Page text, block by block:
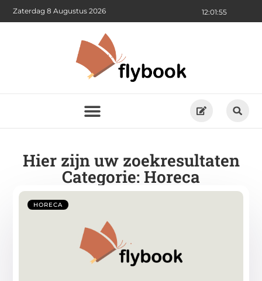
12:01:55
Zaterdag 8 Augustus 2026
Hier zijn uw zoekresultaten
Categorie: Horeca
HORECA